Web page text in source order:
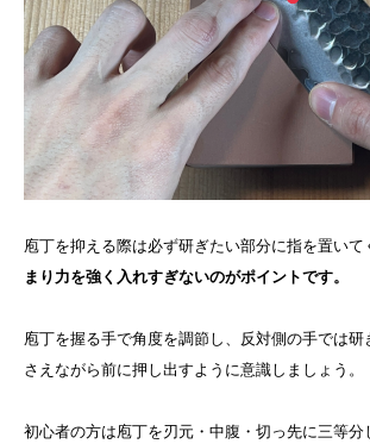
庖丁を抑える際は必ず研ぎたい部分に指を置いて
まり力を強く入れすぎないのがポイントです。
庖丁を握る手で角度を調節し、反対側の手では研
さえながら前に押し出すように意識しましょう。
初心者の方は庖丁を刃元・中腹・切っ先に三等分